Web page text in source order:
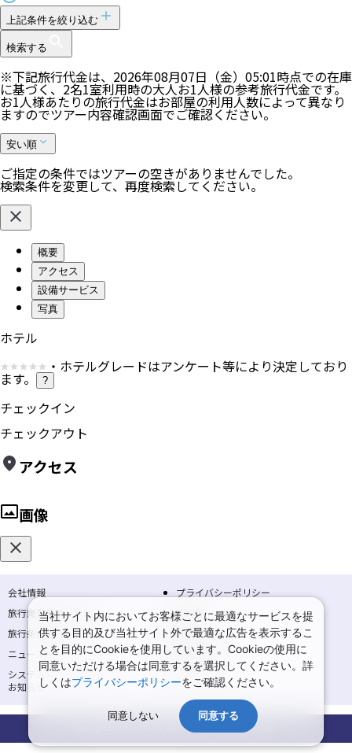
上記条件を絞り込む
検索する
※下記旅行代金は、 2026年08月07日（金）05:01時点での在庫
に基づく、2名1室利用時の大人お1人様の参考旅行代金です。
お1人様あたりの旅行代金はお部屋の利用人数によって異なり
ますのでツアー内容確認画面でご確認ください。
安い順
ご指定の条件ではツアーの空きがありませんでした。
検索条件を変更して、再度検索してください。
概要
アクセス
設備サービス
写真
ホテル
・ホテルグレードはアンケート等により決定しており
ます。 ?
チェックイン
チェックアウト
アクセス
画像
会社情報
プライバシーポリシー
旅行業登録票・約款
規約集
旅行条件書
商標について
ニュースリリース
採用情報
システムメンテナンスの
お知らせ
サイトマップ
Copyright © NIPPON TRAVEL AGENCY Co.,LTD. All rights reserved.
当社サイト内においてお客様ごとに最適なサービスを提
供する目的及び当社サイト外で最適な広告を表示するこ
とを目的にCookieを使用しています。Cookieの使用に
同意いただける場合は同意するを選択してください。詳
しくはプライバシーポリシーをご確認ください。
同意しない 同意する